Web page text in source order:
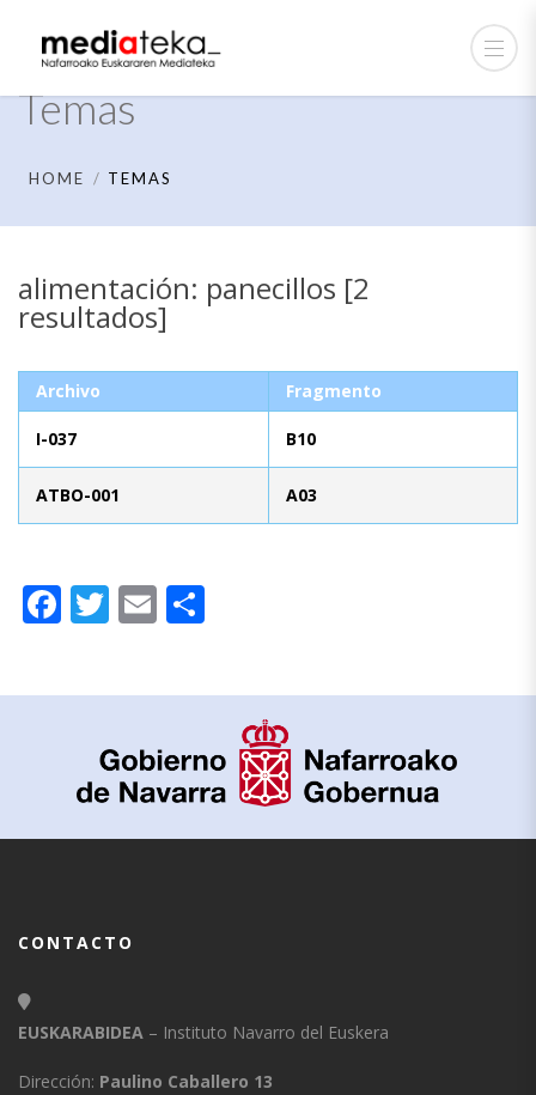
Temas
HOME TEMAS
alimentación: panecillos [2
resultados]
Archivo Fragmento
I-037 B10
ATBO-001 A03
Facebook
Twitter
Email
CONTACTO
EUSKARABIDEA – Instituto Navarro del Euskera
Dirección: Paulino Caballero 13